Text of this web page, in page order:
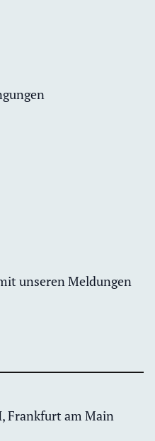
unseren Meldungen
Frankfurt am Main